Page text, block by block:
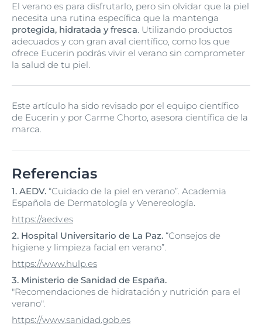
El verano es para disfrutarlo, pero sin olvidar que la piel
necesita una rutina específica que la mantenga
protegida, hidratada y fresca. Utilizando productos
adecuados y con gran aval científico, como los que
ofrece Eucerin podrás vivir el verano sin comprometer
la salud de tu piel.
Este artículo ha sido revisado por el equipo científico
de Eucerin y por Carme Chorto, asesora científica de la
marca.
Referencias
1. AEDV. “Cuidado de la piel en verano”. Academia
Española de Dermatología y Venereología.
https://aedv.es
2. Hospital Universitario de La Paz. “Consejos de
higiene y limpieza facial en verano”.
https://www.hulp.es
3. Ministerio de Sanidad de España.
"Recomendaciones de hidratación y nutrición para el
verano".
https://www.sanidad.gob.es